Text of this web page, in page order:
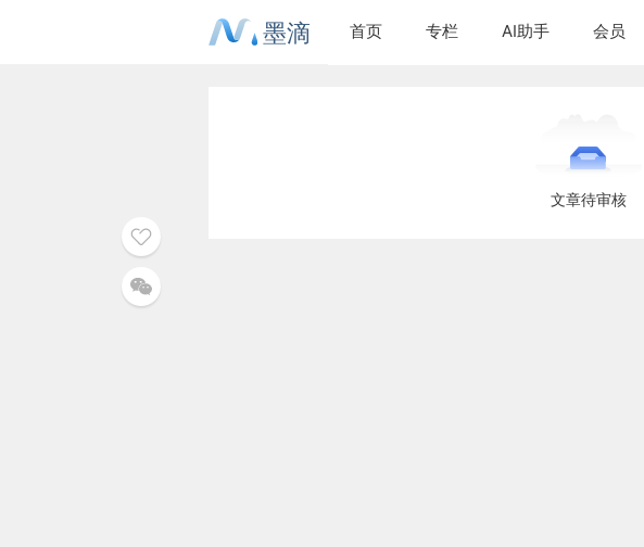
墨滴 首页 专栏 AI助手 会员
文章待审核